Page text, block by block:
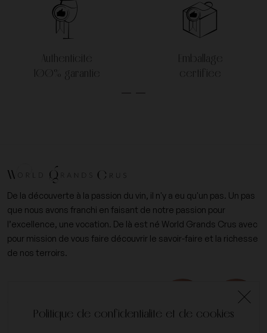
Authenticité
100% garantie
Emballage
certifiée
De la découverte à la passion du vin, il n'y a eu qu'un pas. Un pas
que nous avons franchi en faisant de notre passion pour
l’excellence, une vocation. De là est né World Grands Crus avec
pour mission de vous faire découvrir le savoir-faire et la richesse
de nos terroirs.
Politique de confidentialité et de cookies